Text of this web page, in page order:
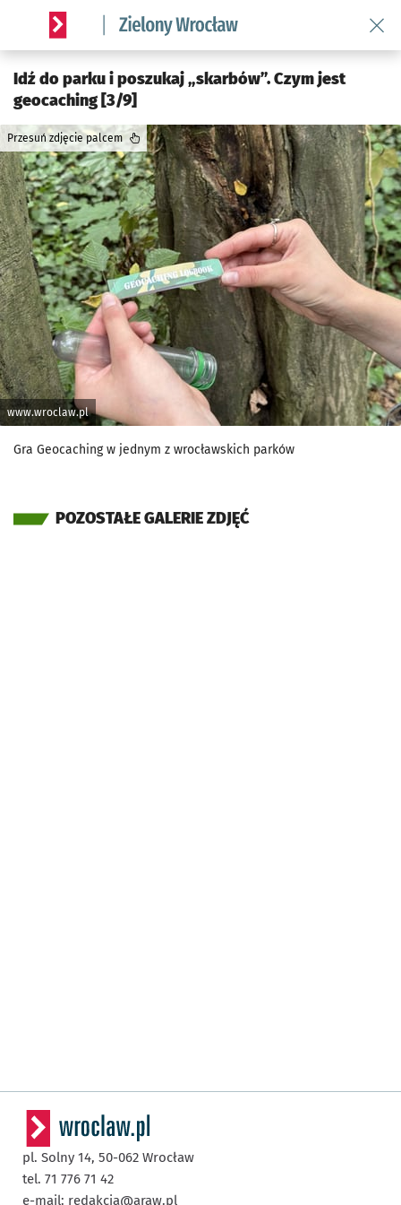
Serwis informacyjny wroclaw.pl podserwis: Środowisko we
Idź do parku i poszukaj „skarbów”. Czym jest
geocaching [3/9]
www.wroclaw.pl
Przesuń zdjęcie palcem
Gra Geocaching w jednym z wrocławskich parków
POZOSTAŁE GALERIE ZDJĘĆ
pl. Solny 14, 50-062 Wrocław
tel. 71 776 71 42
e-mail: redakcja@araw.pl